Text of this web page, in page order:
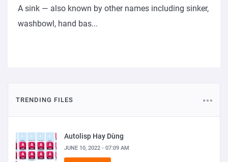
A sink — also known by other names including sinker,
washbowl, hand bas...
TRENDING FILES
Autolisp Hay Dùng
JUNE 10, 2022 - 07:09 AM